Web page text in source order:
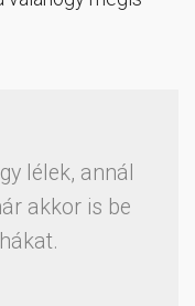
lélek, annál
akkor is be